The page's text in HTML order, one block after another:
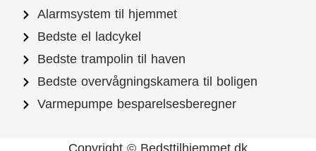
Alarmsystem til hjemmet
Bedste el ladcykel
Bedste trampolin til haven
Bedste overvågningskamera til boligen
Varmepumpe besparelsesberegner